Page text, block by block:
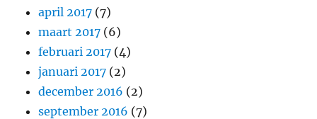
april 2017 (7)
maart 2017 (6)
februari 2017 (4)
januari 2017 (2)
december 2016 (2)
september 2016 (7)